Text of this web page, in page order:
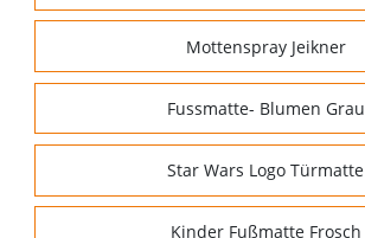
Mottenspray Jeikner
Fussmatte- Blumen Grau
Star Wars Logo Türmatte
Kinder Fußmatte Frosch